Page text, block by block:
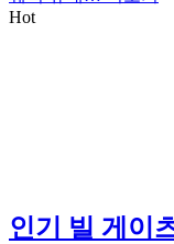
Hot
인기
빌 게이